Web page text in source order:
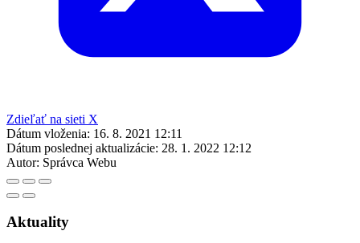
Zdieľať na sieti X
Dátum vloženia: 16. 8. 2021 12:11
Dátum poslednej aktualizácie: 28. 1. 2022 12:12
Autor: Správca Webu
Aktuality